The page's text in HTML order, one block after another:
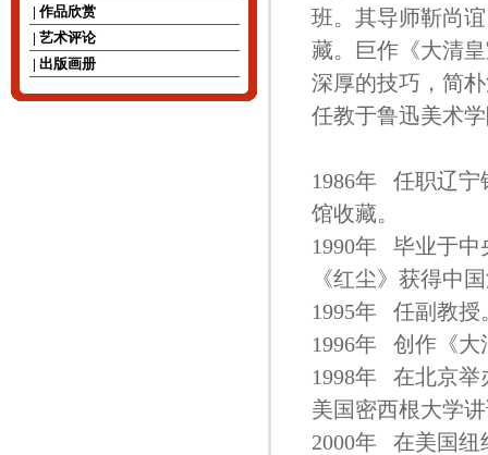
| 作品欣赏
| 艺术评论
| 出版画册
班。其导师靳尚
藏。巨作《大清
深厚的技巧，简
任教于鲁迅美术
1986年 任职辽宁
馆收藏。
1990年 毕业于中
《红尘》获得中
1995年 任副教授
1996年 创作《大
1998年 在北京举
美国密西根大学
2000年 在美国纽